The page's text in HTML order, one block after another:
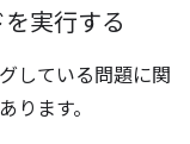
実行する
している問題に関
ります。